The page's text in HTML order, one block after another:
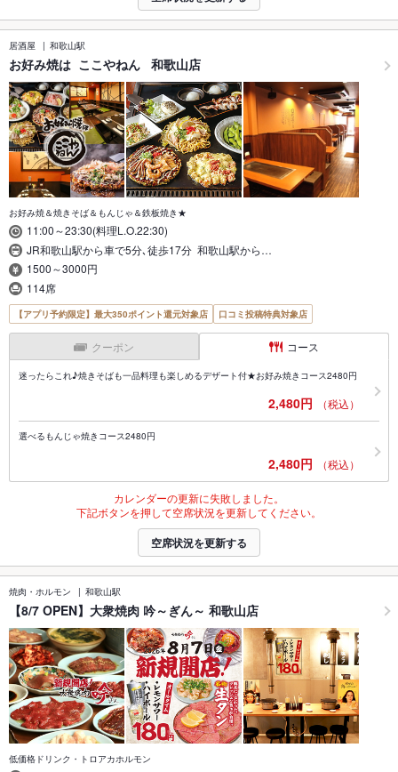
居酒屋 和歌山駅
お好み焼は ここやねん 和歌山店
お好み焼＆焼きそば＆もんじゃ＆鉄板焼き★
11:00～23:30(料理L.O.22:30)
JR和歌山駅から車で5分､徒歩17分 和歌山駅から…
1500～3000円
114席
【アプリ予約限定】最大350ポイント還元対象店 口コミ投稿特典対象店
クーポン コース
迷ったらこれ♪焼きそばも一品料理も楽しめるデザート付★お好み焼きコース2480円
2,480円 （税込）
選べるもんじゃ焼きコース2480円
2,480円 （税込）
カレンダーの更新に失敗しました。
下記ボタンを押して空席状況を更新してください。
空席状況を更新する
焼肉・ホルモン 和歌山駅
【8/7 OPEN】大衆焼肉 吟～ぎん～ 和歌山店
低価格ドリンク・トロアカホルモン